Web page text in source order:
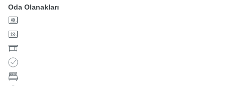
Oda Olanakları